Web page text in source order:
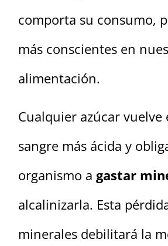
comporta su consumo,
más conscientes en
alimentación.
Cualquier azúcar vuelve
sangre más ácida y
organismo a gastar
alcalinizarla. Esta
minerales debilitará la